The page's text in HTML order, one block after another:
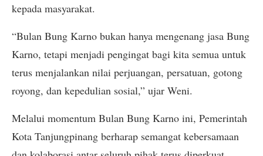
kepada masyarakat.
“Bulan Bung Karno bukan hanya mengenang jasa Bung
Karno, tetapi menjadi pengingat bagi kita semua untuk
terus menjalankan nilai perjuangan, persatuan, gotong
royong, dan kepedulian sosial,” ujar Weni.
Melalui momentum Bulan Bung Karno ini, Pemerintah
Kota Tanjungpinang berharap semangat kebersamaan